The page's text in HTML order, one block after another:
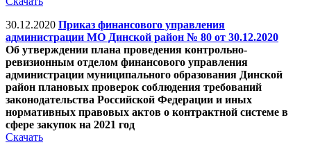
30.12.2020 Приказ финансового управления
администрации МО Динской район № 80 от 30.12.2020
Об утверждении плана проведения контрольно-
ревизионным отделом финансового управления
администрации муниципального образования Динской
район плановых проверок соблюдения требований
законодательства Российской Федерации и иных
нормативных правовых актов о контрактной системе в
сфере закупок на 2021 год
Скачать